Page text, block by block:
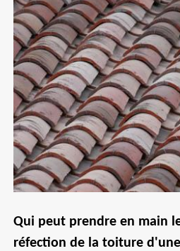
Qui peut prendre en main
réfection de la toiture